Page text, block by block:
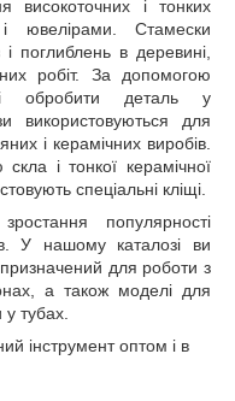
високоточних і тонких
ювелірами. Стамески
поглиблень в деревині,
робіт. За допомогою
обробити деталь у
використовуються для
і керамічних виробів.
і тонкої керамічної
спеціальні кліщі.
популярності
У нашому каталозі ви
для роботи з
а також моделі для
тубах.
інструмент оптом і в